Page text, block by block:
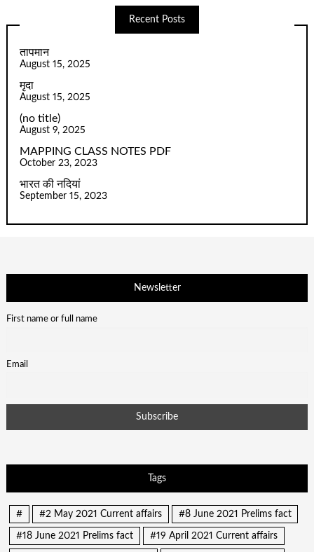
Recent Posts
तापमान
August 15, 2025
मृदा
August 15, 2025
(no title)
August 9, 2025
MAPPING CLASS NOTES PDF
October 23, 2023
भारत की नदियां
September 15, 2023
Newsletter
First name or full name
Email
Tags
# #2 May 2021 Current affairs #8 June 2021 Prelims fact
#18 June 2021 Prelims fact #19 April 2021 Current affairs